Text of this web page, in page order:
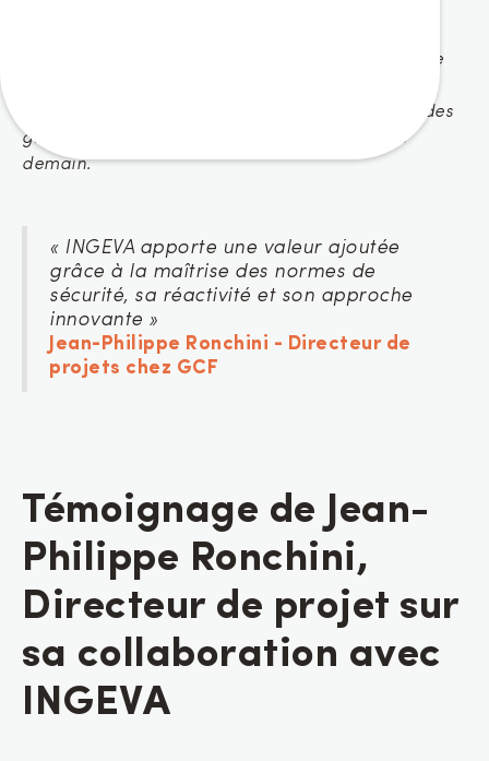
Nous avons eu le plaisir de recevoir Jean-Philippe
échange riche autour de notre collaboration et des
grands chantiers qui façonnent la mobilité de
demain.
« INGEVA apporte une valeur ajoutée
grâce à la maîtrise des normes de
sécurité, sa réactivité et son approche
innovante »
Jean-Philippe Ronchini - Directeur de
projets chez GCF
Témoignage de Jean-
Philippe Ronchini,
Directeur de projet sur
sa collaboration avec
INGEVA